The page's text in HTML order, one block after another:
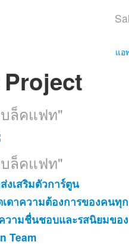
แอ
ล็คแฟท"
ล็คแฟท"
งเสริมตัวการ์ตูน
ดาความต้องการของคนทุ
วามชื่นชอบและรสนิยมขอ
Team